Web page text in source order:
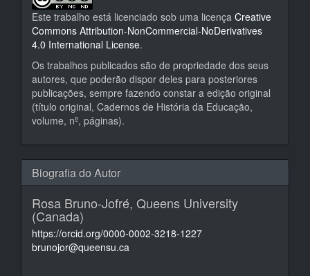
Este trabalho está licenciado sob uma licença Creative
Commons Attribution-NonCommercial-NoDerivatives
4.0 International License.
Os trabalhos publicados são de propriedade dos seus
autores, que poderão dispor deles para posteriores
publicações, sempre fazendo constar a edição original
(título original, Cadernos de História da Educação,
volume, nº, páginas).
Biografia do Autor
Rosa Bruno-Jofré, Queens University
(Canada)
https://orcid.org/0000-0002-3218-1227
brunojor@queensu.ca